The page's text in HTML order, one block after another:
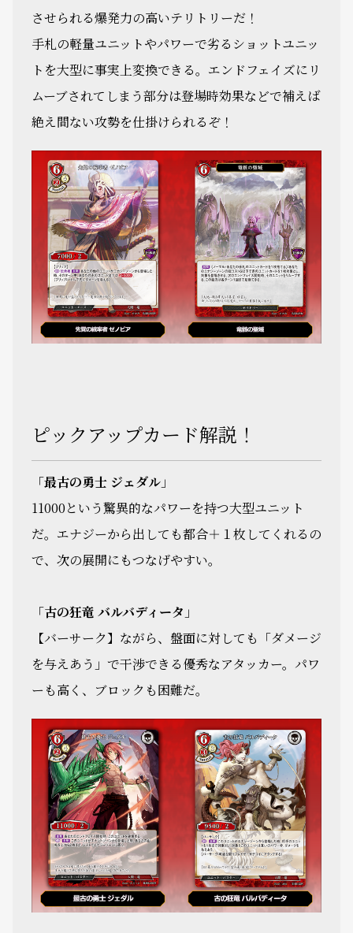
させられる爆発力の高いテリトリーだ！
手札の軽量ユニットやパワーで劣るショットユニッ
トを大型に事実上変換できる。エンドフェイズにリ
ムーブされてしまう部分は登場時効果などで補えば
絶え間ない攻勢を仕掛けられるぞ！
ピックアップカード解説！
「最古の勇士 ジェダル 」
11000という驚異的なパワーを持つ大型ユニット
だ。エナジーから出しても都合＋１枚してくれるの
で、次の展開にもつなげやすい。
「古の狂竜 バルバディータ 」
【バーサーク】ながら、盤面に対しても「ダメージ
を与えあう」で干渉できる優秀なアタッカー。パワ
ーも高く、ブロックも困難だ。